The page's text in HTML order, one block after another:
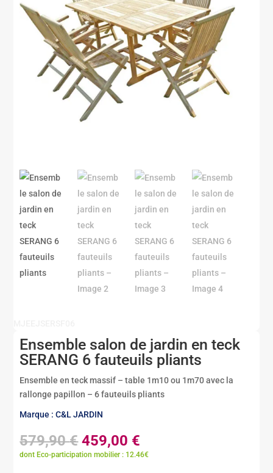
Ensemble salon de jardin en teck
SERANG 6 fauteuils pliants
Ensemble en teck massif – table 1m10 ou 1m70 avec la
rallonge papillon – 6 fauteuils pliants
Marque : C&L JARDIN
579,90€Le
prix
459,00 €
prix
dont Eco-participation mobilier : 12.46€